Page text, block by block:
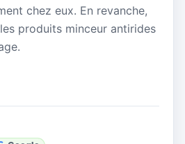
chez eux. En revanche,
produits minceur antirides